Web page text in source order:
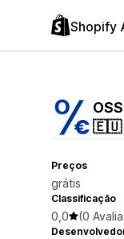
Shopify
🇪🇺
Preços
grátis
Classificação
0,0 (0